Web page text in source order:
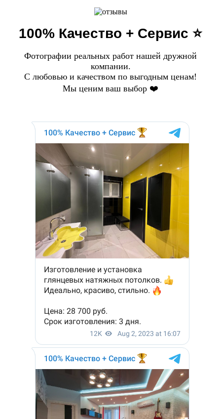
100% Качество + Сервис ⭐️
Фотографии реальных работ нашей дружной
компании.
С любовью и качеством по выгодным ценам!
Мы ценим ваш выбор ❤️